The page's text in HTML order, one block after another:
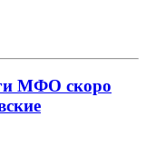
МФО скоро